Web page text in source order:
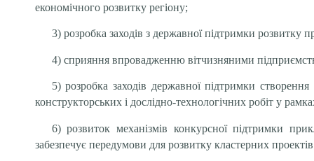
економічного розвитку регіону;
3) розробка заходів з державної підтримки розвитку
4) сприяння впровадженню вітчизняними
5) розробка заходів державної підтримки
конструкторських і дослідно-технологічних робіт у
6) розвиток механізмів конкурсної підтримки
забезпечує передумови для розвитку кластерних